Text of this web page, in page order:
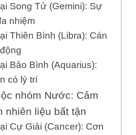
Song Tử (Gemini): Sự
nhiệm
Thiên Bình (Libra): Cán
Bảo Bình (Aquarius):
có lý trí
nhóm Nước: Cảm
nhiên liệu bất tận
Cự Giải (Cancer): Cơn